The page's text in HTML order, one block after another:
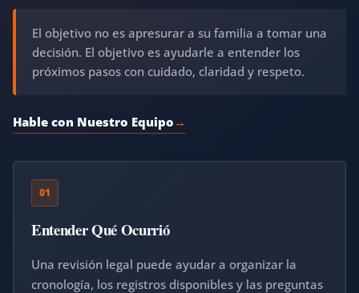
El objetivo no es apresurar a su familia a tomar una
decisión. El objetivo es ayudarle a entender los
próximos pasos con cuidado, claridad y respeto.
Hable con Nuestro Equipo
01
Entender Qué Ocurrió
Una revisión legal puede ayudar a organizar la
cronología, los registros disponibles y las preguntas